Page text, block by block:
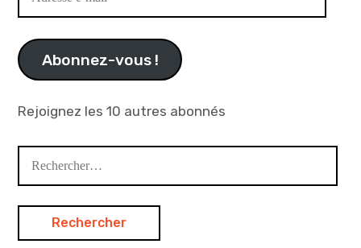
e-
Abonnez-vous !
Rejoignez les 10 autres abonnés